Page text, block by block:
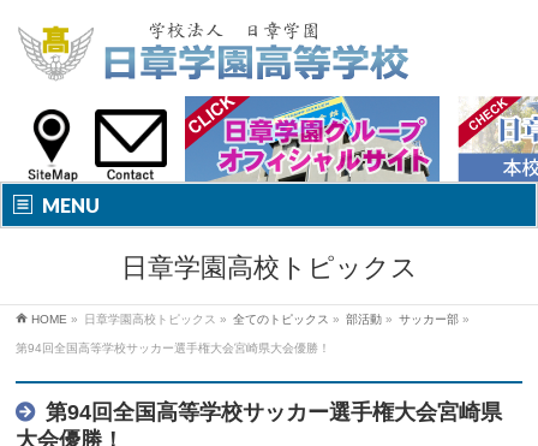
MENU
日章学園高校トピックス
HOME » 日章学園高校トピックス » 全てのトピックス » 部活動 » サッカー部 »
第94回全国高等学校サッカー選手権大会宮崎県大会優勝！
第94回全国高等学校サッカー選手権大会宮崎県
大会優勝！